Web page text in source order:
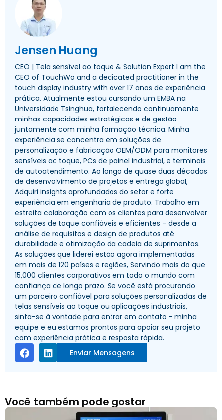
Jensen Huang
CEO | Tela sensível ao toque & Solution Expert I am the
CEO of TouchWo and a dedicated practitioner in the
touch display industry with over 17 anos de experiência
prática. Atualmente estou cursando um EMBA na
Universidade Tsinghua, fortalecendo continuamente
minhas capacidades estratégicas e de gestão
juntamente com minha formação técnica. Minha
experiência se concentra em soluções de
personalização e fabricação OEM/ODM para monitores
sensíveis ao toque, PCs de painel industrial, e terminais
de autoatendimento. Ao longo de quase duas décadas
de desenvolvimento de projetos e entrega global,
Adquiri insights aprofundados do setor e forte
experiência em engenharia de produto. Trabalho em
estreita colaboração com os clientes para desenvolver
soluções de toque confiáveis ​​e eficientes – desde a
análise de requisitos e design de produtos até
durabilidade e otimização da cadeia de suprimentos.
As soluções que liderei estão agora implementadas
em mais de 120 países e regiões, Servindo mais do que
15,000 clientes corporativos em todo o mundo com
confiança de longo prazo. Se você está procurando
um parceiro confiável para soluções personalizadas de
telas sensíveis ao toque ou aplicações industriais,
sinta-se à vontade para entrar em contato - minha
equipe e eu estamos prontos para apoiar seu projeto
com experiência prática e resposta rápida.
Enviar Mensagens
Você também pode gostar